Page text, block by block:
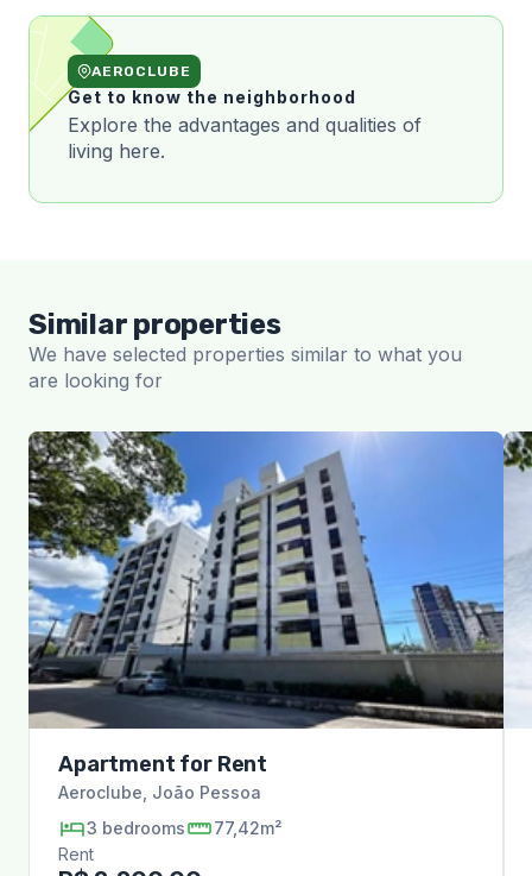
AEROCLUBE
Get to know the neighborhood
Explore the advantages and qualities of
living here.
Similar properties
We have selected properties similar to what you
are looking for
Apartment for Rent
Aeroclube João Pessoa
3 bedrooms
77,42m²
Rent